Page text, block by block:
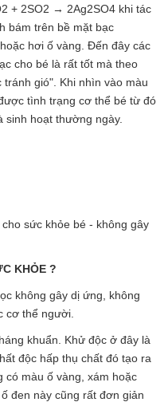
+ 2SO2 → 2Ag2SO4 khi tác
bám trên bề mặt bạc
hơi ố vàng. Đến đây các
cho bé là rất tốt mà theo
gió". Khi nhìn vào màu
tình trạng cơ thể bé từ đó
sinh hoạt thường ngày.
sức khỏe bé - không gây
KHỎE ?
không gây dị ứng, không
cơ thể người.
khuẩn. Khử độc ở đây là
độc hấp thụ chất đó tạo ra
có màu ố vàng, xám hoặc
đen này cũng rất đơn giản